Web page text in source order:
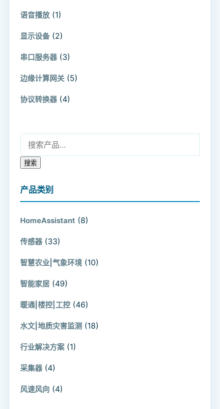
语音播放 (1)
显示设备 (2)
串口服务器 (3)
边缘计算网关 (5)
协议转换器 (4)
搜索：
搜索
产品类别
HomeAssistant (8)
传感器 (33)
智慧农业|气象环境 (10)
智能家居 (49)
暖通|楼控|工控 (46)
水文|地质灾害监测 (18)
行业解决方案 (1)
采集器 (4)
风速风向 (4)